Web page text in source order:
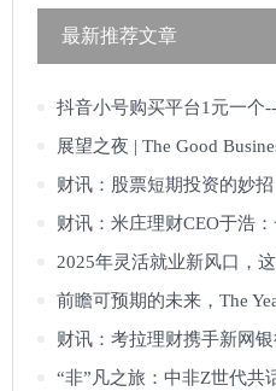
最新推荐文章
抖音小号购买平台1元一个--3元抖音小
展望之夜 | The Good Business
财讯：股票短期投资的妙招
财讯：米庄理财CEO于浩：一再
2025年灵活就业新风口，
前瞻可预期的未来，The Year
财讯：考拉理财携手新网
“非”凡之旅：中非Z世代共